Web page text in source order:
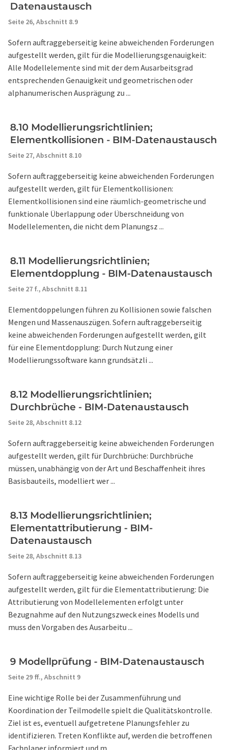
Datenaustausch
Seite 26, Abschnitt 8.9
Sofern auftraggeberseitig keine abweichenden Forderungen
aufgestellt werden, gilt für die Modellierungsgenauigkeit:
Alle Modellelemente sind mit der dem Ausarbeitsgrad
entsprechenden Genauigkeit und geometrischen oder
alphanumerischen Ausprägung zu ...
8.10 Modellierungsrichtlinien;
Elementkollisionen - BIM-Datenaustausch
Seite 27, Abschnitt 8.10
Sofern auftraggeberseitig keine abweichenden Forderungen
aufgestellt werden, gilt für Elementkollisionen:
Elementkollisionen sind eine räumlich-geometrische und
funktionale Überlappung oder Überschneidung von
Modellelementen, die nicht dem Planungsz ...
8.11 Modellierungsrichtlinien;
Elementdopplung - BIM-Datenaustausch
Seite 27 f., Abschnitt 8.11
Elementdoppelungen führen zu Kollisionen sowie falschen
Mengen und Massenauszügen. Sofern auftraggeberseitig
keine abweichenden Forderungen aufgestellt werden, gilt
für eine Elementdopplung: Durch Nutzung einer
Modellierungssoftware kann grundsätzli ...
8.12 Modellierungsrichtlinien;
Durchbrüche - BIM-Datenaustausch
Seite 28, Abschnitt 8.12
Sofern auftraggeberseitig keine abweichenden Forderungen
aufgestellt werden, gilt für Durchbrüche: Durchbrüche
müssen, unabhängig von der Art und Beschaffenheit ihres
Basisbauteils, modelliert wer ...
8.13 Modellierungsrichtlinien;
Elementattributierung - BIM-
Datenaustausch
Seite 28, Abschnitt 8.13
Sofern auftraggeberseitig keine abweichenden Forderungen
aufgestellt werden, gilt für die Elementattributierung: Die
Attributierung von Modellelementen erfolgt unter
Bezugnahme auf den Nutzungszweck eines Modells und
muss den Vorgaben des Ausarbeitu ...
9 Modellprüfung - BIM-Datenaustausch
Seite 29 ff., Abschnitt 9
Eine wichtige Rolle bei der Zusammenführung und
Koordination der Teilmodelle spielt die Qualitätskontrolle.
Ziel ist es, eventuell aufgetretene Planungsfehler zu
identifizieren. Treten Konflikte auf, werden die betroffenen
Fachplaner informiert und m ...